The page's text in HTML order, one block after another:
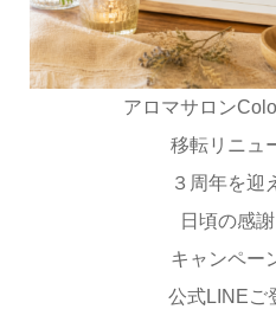
アロマサロン
移転リニュ
３周年を迎
日頃の感
キャンペー
公式LINEご